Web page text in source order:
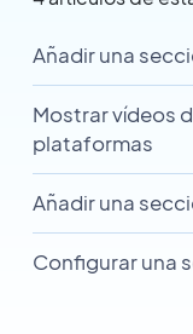
Añadir una
Mostrar vídeos
plataformas
Añadir una
Configurar una